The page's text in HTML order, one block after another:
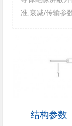
准,衰减/传输参
结构参数